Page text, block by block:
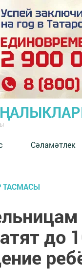
Сәламәтлек
ТАСМАСЫ
до